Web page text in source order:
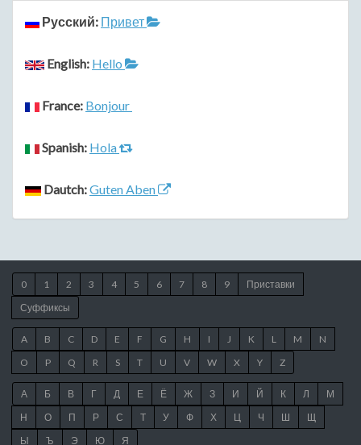
Русский: Привет
English: Hello
France: Bonjour
Spanish: Hola
Dautch:Guten Aben
0 1 2 3 4 5 6 7 8 9
Приставки
Суффиксы
A B C D E F G H I J K L M
N
O
P Q R S T U V W X Y Z
А Б В Г Д Е Ё Ж З И Й К Л
М
Н
О П Р С Т У Ф Х Ц Ч Ш
Щ
Ы
Ъ Э Ю Я